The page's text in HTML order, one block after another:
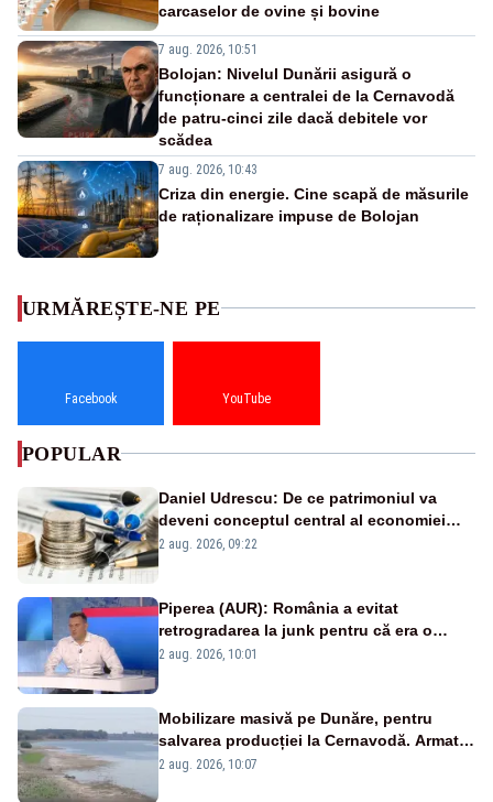
carcaselor de ovine și bovine
7 aug. 2026, 10:51
Bolojan: Nivelul Dunării asigură o
funcționare a centralei de la Cernavodă
de patru-cinci zile dacă debitele vor
scădea
7 aug. 2026, 10:43
Criza din energie. Cine scapă de măsurile
de raționalizare impuse de Bolojan
URMĂREȘTE-NE PE
Facebook YouTube
POPULAR
Daniel Udrescu: De ce patrimoniul va
deveni conceptul central al economiei
viitoare?
2 aug. 2026, 09:22
Piperea (AUR): România a evitat
retrogradarea la junk pentru că era o
catastrofă pentru bănci și fondurile de
2 aug. 2026, 10:01
Mobilizare masivă pe Dunăre, pentru
salvarea producției la Cernavodă. Armata
va detona o stâncă și va devia apa
2 aug. 2026, 10:07